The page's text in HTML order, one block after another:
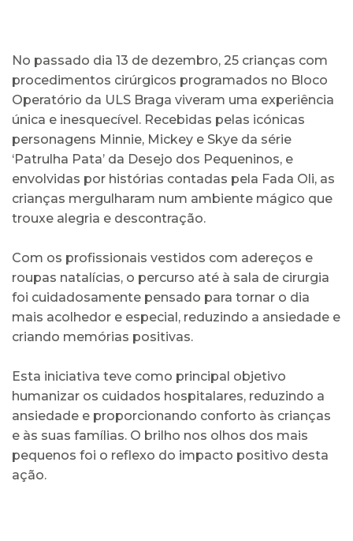
No passado dia 13 de dezembro, 25 crianças com
procedimentos cirúrgicos programados no Bloco
Operatório da ULS Braga viveram uma experiência
única e inesquecível. Recebidas pelas icónicas
personagens Minnie, Mickey e Skye da série
‘Patrulha Pata’ da Desejo dos Pequeninos, e
envolvidas por histórias contadas pela Fada Oli, as
crianças mergulharam num ambiente mágico que
trouxe alegria e descontração.
Com os profissionais vestidos com adereços e
roupas natalícias, o percurso até à sala de cirurgia
foi cuidadosamente pensado para tornar o dia
mais acolhedor e especial, reduzindo a ansiedade e
criando memórias positivas.
Esta iniciativa teve como principal objetivo
humanizar os cuidados hospitalares, reduzindo a
ansiedade e proporcionando conforto às crianças
e às suas famílias. O brilho nos olhos dos mais
pequenos foi o reflexo do impacto positivo desta
ação.